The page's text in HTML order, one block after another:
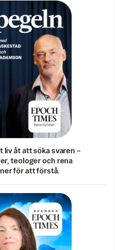
liv åt att söka svaren –
teologer och rena
för att förstå.